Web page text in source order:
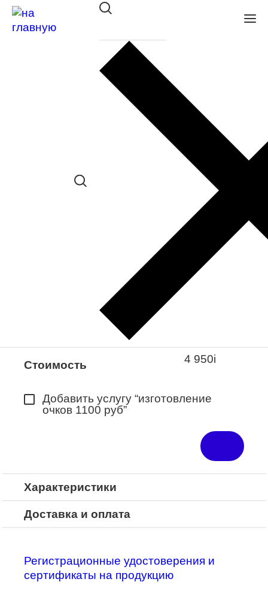
Оправа Merel 9113 C04
в наличии (Больше 5 шт.) *наличие
товара в конкретном салоне
необходимо уточнять отдельно
Закажите понравившуюся модель
в ближайший салон “Оптик-Экспресс”.
*Доступно для Республики
Стоимость 4 950i
Добавить услугу “изготовление
очков 1100 руб”
Сравнить товар
Характеристики
Доставка и оплата
Регистрационные удостоверения и
сертификаты на продукцию